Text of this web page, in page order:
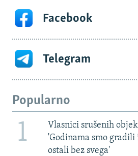
Facebook
Telegram
Popularno
1
Vlasnici srušenih
'Godinama smo
ostali bez svega'